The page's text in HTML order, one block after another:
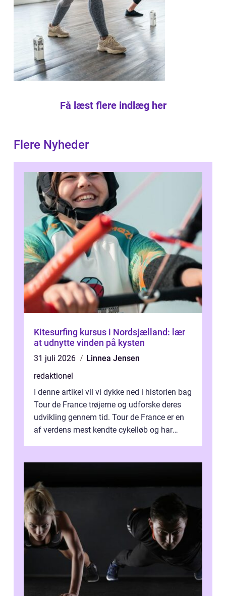
Få læst flere indlæg her
Flere Nyheder
Kitesurfing kursus i Nordsjælland: lær
at udnytte vinden på kysten
31 juli 2026
Linnea Jensen
redaktionel
I denne artikel vil vi dykke ned i historien bag
Tour de France trøjerne og udforske deres
udvikling gennem tid. Tour de France er en
af verdens mest kendte cykelløb og har